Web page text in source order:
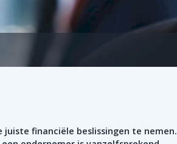
financiële beslissingen te nemen.